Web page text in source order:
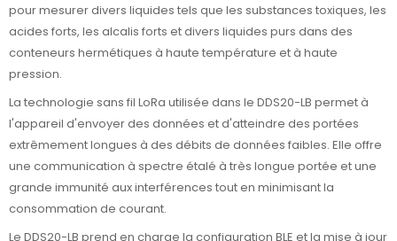
pour mesurer divers liquides tels que les substances toxiques, les
acides forts, les alcalis forts et divers liquides purs dans des
conteneurs hermétiques à haute température et à haute
pression.
La technologie sans fil LoRa utilisée dans le DDS20-LB permet à
l'appareil d'envoyer des données et d'atteindre des portées
extrêmement longues à des débits de données faibles. Elle offre
une communication à spectre étalé à très longue portée et une
grande immunité aux interférences tout en minimisant la
consommation de courant.
Le DDS20-LB prend en charge la configuration BLE et la mise à jour